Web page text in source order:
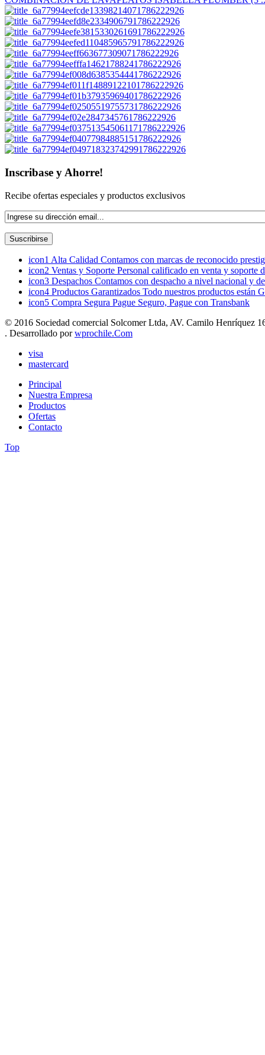
Inscribase y Ahorre!
Recibe ofertas especiales y productos exclusivos
icon1 Alta Calidad Contamos con marcas de reconocido
icon2 Ventas y Soporte Personal calificado en venta y soporte
icon3 Despachos Contamos con despacho a nivel nacional y
icon4 Productos Garantizados Todo nuestros productos están
icon5 Compra Segura Pague Seguro, Pague con Transbank
© 2016 Sociedad comercial Solcomer Ltda, AV. Camilo Henríquez
. Desarrollado porwprochile.Com
visa
mastercard
Principal
Nuestra Empresa
Productos
Ofertas
Contacto
Top